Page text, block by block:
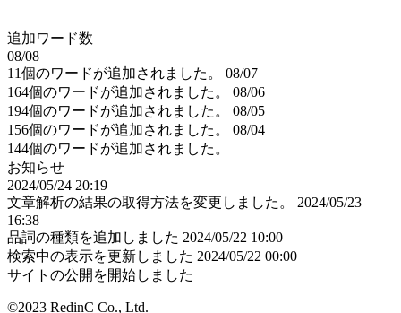
追加ワード数
08/08
11個のワードが追加されました。
08/07
164個のワードが追加されました。
08/06
194個のワードが追加されました。
08/05
156個のワードが追加されました。
08/04
144個のワードが追加されました。
お知らせ
2024/05/24 20:19
文章解析の結果の取得方法を変更しました。
2024/05/23
16:38
品詞の種類を追加しました 2024/05/22 10:00
検索中の表示を更新しました 2024/05/22 00:00
サイトの公開を開始しました
©2023 RedinC Co., Ltd.